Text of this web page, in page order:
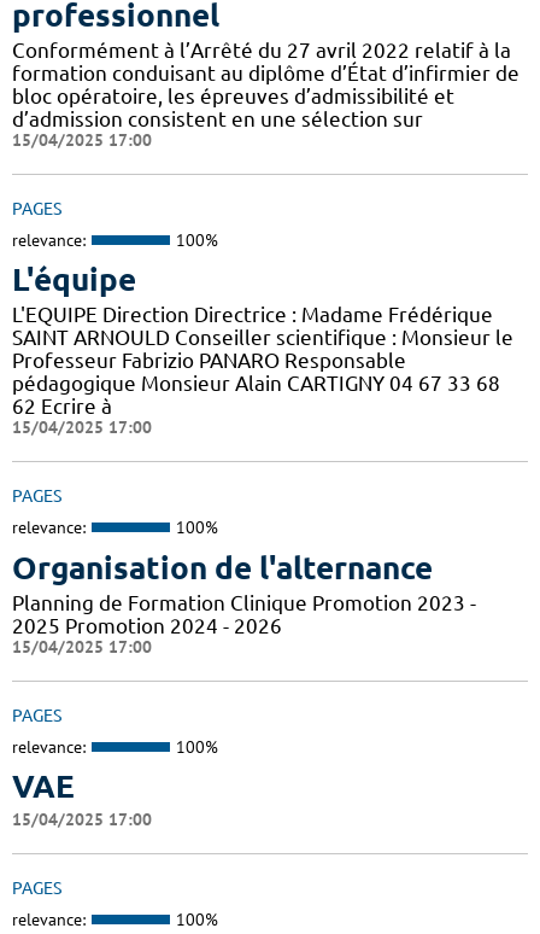
professionnel
Conformément à l’Arrêté du 27 avril 2022 relatif à la
formation conduisant au diplôme d’État d’infirmier de
bloc opératoire, les épreuves d’admissibilité et
d’admission consistent en une sélection sur
15/04/2025 17:00
PAGES
relevance: 100%
L'équipe
L'EQUIPE Direction Directrice : Madame Frédérique
SAINT ARNOULD Conseiller scientifique : Monsieur le
Professeur Fabrizio PANARO Responsable
pédagogique Monsieur Alain CARTIGNY 04 67 33 68
62 Ecrire à
15/04/2025 17:00
PAGES
relevance: 100%
Organisation de l'alternance
Planning de Formation Clinique Promotion 2023 -
2025 Promotion 2024 - 2026
15/04/2025 17:00
PAGES
relevance: 100%
VAE
15/04/2025 17:00
PAGES
relevance: 100%